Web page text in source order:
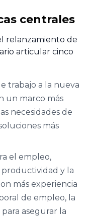
Mare
de
AREF
de
de
La
centrales
relanzamiento de
articular cinco
trabajo a la nueva
un marco más
necesidades de
más
el empleo,
y la
más experiencia
de empleo, la
asegurar la